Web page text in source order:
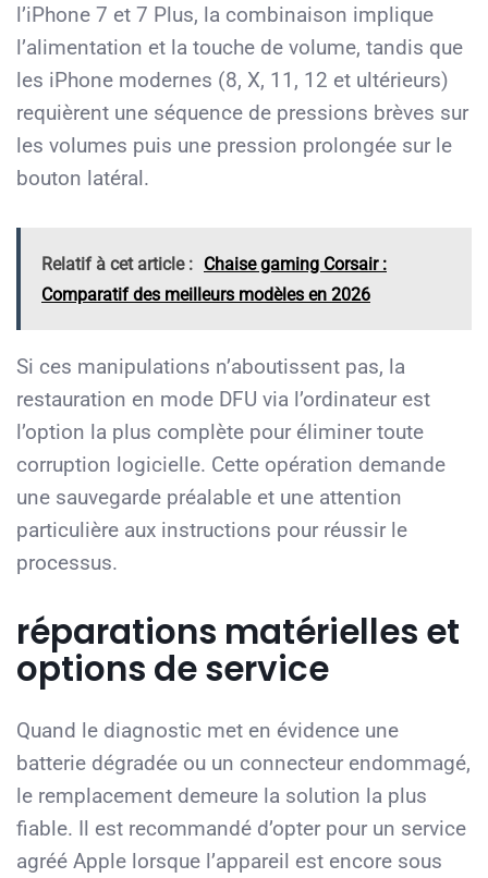
l’iPhone 7 et 7 Plus, la combinaison implique
l’alimentation et la touche de volume, tandis que
les iPhone modernes (8, X, 11, 12 et ultérieurs)
requièrent une séquence de pressions brèves sur
les volumes puis une pression prolongée sur le
bouton latéral.
Relatif à cet article : Chaise gaming Corsair :
Comparatif des meilleurs modèles en 2026
Si ces manipulations n’aboutissent pas, la
restauration en mode DFU via l’ordinateur est
l’option la plus complète pour éliminer toute
corruption logicielle. Cette opération demande
une sauvegarde préalable et une attention
particulière aux instructions pour réussir le
processus.
réparations matérielles et
options de service
Quand le diagnostic met en évidence une
batterie dégradée ou un connecteur endommagé,
le remplacement demeure la solution la plus
fiable. Il est recommandé d’opter pour un service
agréé Apple lorsque l’appareil est encore sous